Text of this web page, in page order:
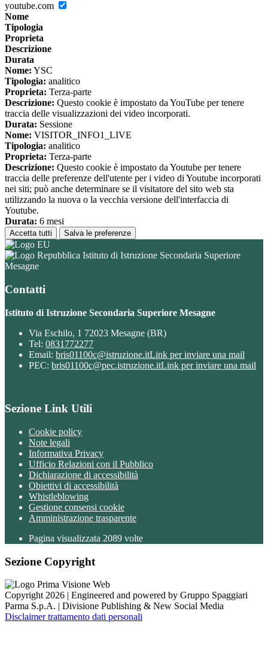
youtube.com
Nome
Tipologia
Proprieta
Descrizione
Durata
Nome: YSC
Tipologia: analitico
Proprieta: Terza-parte
Descrizione: Questo cookie è impostato da YouTube per tenere
traccia delle visualizzazioni dei video incorporati.
Durata: Sessione
Nome: VISITOR_INFO1_LIVE
Tipologia: analitico
Proprieta: Terza-parte
Descrizione: Questo cookie è impostato da Youtube per tenere
traccia delle preferenze dell'utente per i video di Youtube incorporati
nei siti; può anche determinare se il visitatore del sito web sta
utilizzando la nuova o la vecchia versione dell'interfaccia di
Youtube.
Durata: 6 mesi
Accetta tutti Salva le preferenze
Istituto di Istruzione Secondaria Superiore
Mesagne
Contatti
Istituto di Istruzione Secondaria Superiore Mesagne
Via Eschilo, 1 72023 Mesagne (BR)
Tel: 0831772277
Email: bris01100c@istruzione.itLink per inviare una mail
PEC: bris01100c@pec.istruzione.itLink per inviare una mail
Sezione Link Utili
Cookie policy
Note legali
Informativa Privacy
Ufficio Relazioni con il Pubblico
Dichiarazione di accessibilità
Obiettivi di accessibilità
Whistleblowing
Gestione consensi cookie
Amministrazione trasparente
Pagina visualizzata 2089 volte
Sezione Copyright
Copyright 2026 | Engineered and powered by Gruppo Spaggiari
Parma S.p.A. | Divisione Publishing & New Social Media
Disclaimer trattamento dati personali